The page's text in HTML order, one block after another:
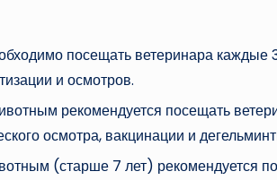
посещать ветеринара каждые
и осмотров.
рекомендуется посещать
осмотра, вакцинации и
(старше 7 лет) рекомендуется